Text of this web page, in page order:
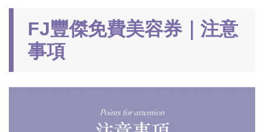
FJ豐傑免費美容券｜注意
事項